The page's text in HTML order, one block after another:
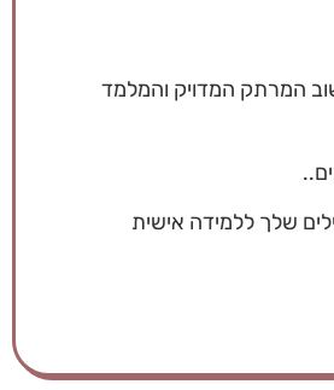
המרתק המדויק והמלמד
שלך ללמידה אישית